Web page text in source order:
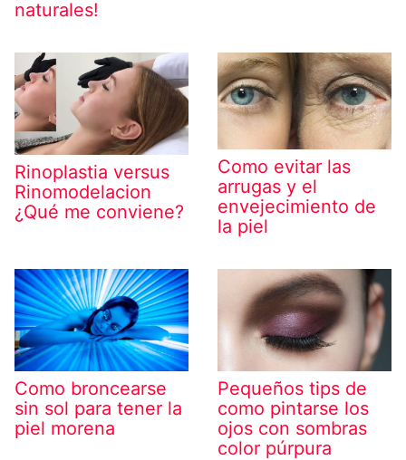
naturales!
Rinoplastia versus
Rinomodelacion
¿Qué me conviene?
Como evitar las
arrugas y el
envejecimiento de
la piel
Como broncearse
sin sol para tener la
piel morena
Pequeños tips de
como pintarse los
ojos con sombras
color púrpura